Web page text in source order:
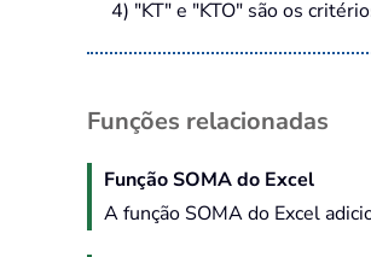
4) "KT" e "KTO" são os
Funções relacionadas
Função SOMA do Excel
A função SOMA do Excel